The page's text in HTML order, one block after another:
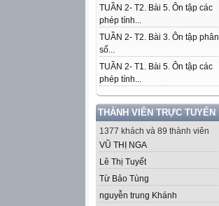
TUẦN 2- T2. Bài 5. Ôn tập các
phép tính...
TUẦN 2- T2. Bài 3. Ôn tập phân
số...
TUẦN 2- T1. Bài 5. Ôn tập các
phép tính...
THÀNH VIÊN TRỰC TUYẾN
1377 khách và 89 thành viên
VŨ THỊ NGA
Lê Thị Tuyết
Từ Bảo Tùng
nguyễn trung Khánh